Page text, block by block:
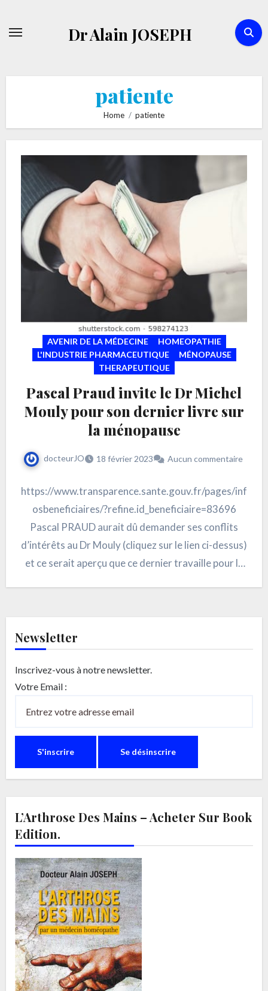
Dr Alain JOSEPH
patiente
Home patiente
AVENIR DE LA MÉDECINE
HOMEOPATHIE
L'INDUSTRIE PHARMACEUTIQUE
MÉNOPAUSE
THERAPEUTIQUE
Pascal Praud invite le Dr Michel
Mouly pour son dernier livre sur
la ménopause
docteurJO 18 février 2023 Aucun commentaire
https://www.transparence.sante.gouv.fr/pages/inf
osbeneficiaires/?refine.id_beneficiaire=83696
Pascal PRAUD aurait dû demander ses conflits
d’intérêts au Dr Mouly (cliquez sur le lien ci-dessus)
et ce serait aperçu que ce dernier travaille pour le
Newsletter
Inscrivez-vous à notre newsletter.
Votre Email :
L’Arthrose Des Mains – Acheter Sur Book
Edition.